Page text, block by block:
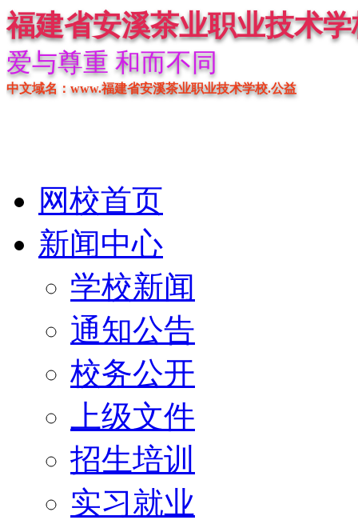
福建省安溪茶业职业技术学
爱与尊重 和而不同
中文域名：www.福建省安溪茶业职业技术学校.公益
网校首页
新闻中心
学校新闻
通知公告
校务公开
上级文件
招生培训
实习就业